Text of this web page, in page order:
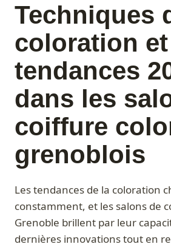
Techniques
coloration et
tendances
dans les
coiffure
grenoblois
Les tendances de la coloration
constamment, et les salons de
Grenoble brillent par leur
dernières innovations tout en